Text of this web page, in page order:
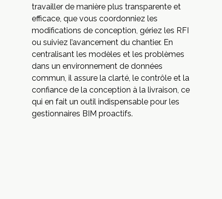
travailler de manière plus transparente et
efficace, que vous coordonniez les
modifications de conception, gériez les RFI
ou suiviez l’avancement du chantier. En
centralisant les modèles et les problèmes
dans un environnement de données
commun, il assure la clarté, le contrôle et la
confiance de la conception à la livraison, ce
qui en fait un outil indispensable pour les
gestionnaires BIM proactifs.